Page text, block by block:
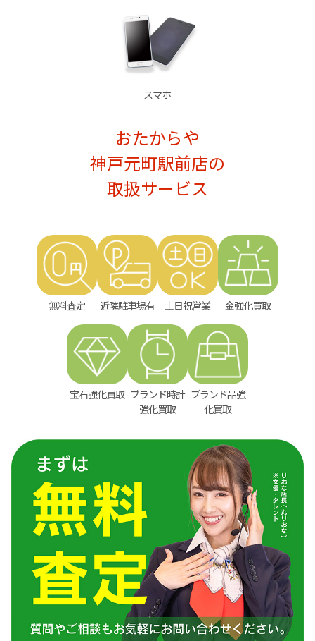
スマホ
おたからや
神戸元町駅前店の
取扱サービス
無料査定 近隣駐車場有 土日祝営業 金強化買取
宝石強化買取 ブランド時計
強化買取
ブランド品強
化買取